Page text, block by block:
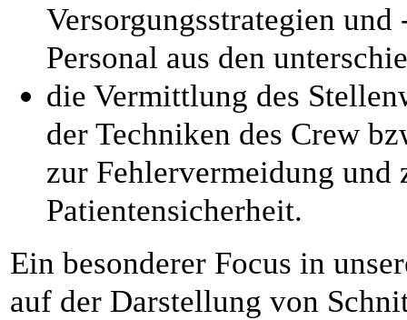
Versorgungsstrategien
Personal aus den
die Vermittlung des
der Techniken des Crew
zur Fehlervermeidung
Patientensicherheit.
Ein besonderer Focus in
auf der Darstellung von